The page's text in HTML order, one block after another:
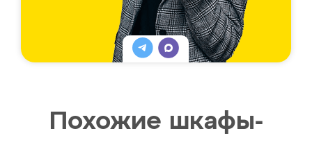
Похожие шкафы-